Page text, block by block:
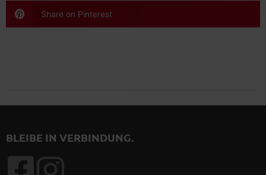
Share on Pinterest
BLEIBE IN VERBINDUNG.